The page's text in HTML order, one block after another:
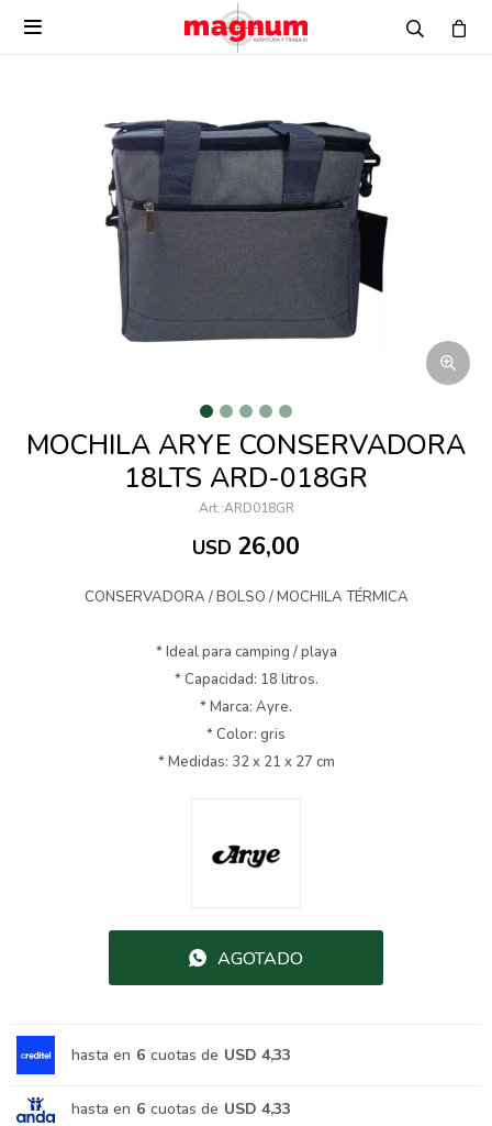

MOCHILA ARYE CONSERVADORA
18LTS ARD-018GR
ARD018GR
USD 26,00
CONSERVADORA / BOLSO / MOCHILA TÉRMICA
* Ideal para camping / playa
* Capacidad: 18 litros.
* Marca: Ayre.
* Color: gris
* Medidas: 32 x 21 x 27 cm
AGOTADO
hasta en 6 cuotas de USD 4,33
hasta en 6 cuotas de USD 4,33